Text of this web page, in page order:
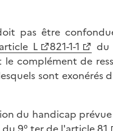
pas être
article L 821-1-1
du
complément de
sont exonérés
du handicap